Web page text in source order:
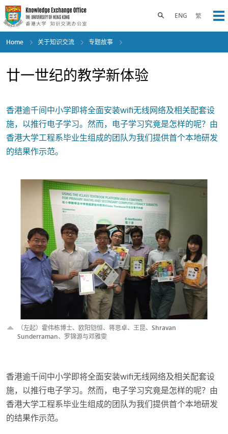
Skip
to
main
content
ENG 繁
Toggle search panel
Home 关于知识交流 专题故事
廿一世纪的教学新体验
香港逾千间中小学即将全面安装wifi无线网络及相关配套设
施，以推行电子学习。然而，电子学习究竟是怎样的呢？由
香港大学工程系毕业生组成的团队为我们提供首个本地研发
的结果作示范。
（左起）霍伟栋博士、欧阳铠恒、蒋思卓、王昆、Shravan
Sunderraman、罗锦源与邓雅雯
香港逾千间中小学即将全面安装wifi无线网络及相关配套设
施，以推行电子学习。然而，电子学习究竟是怎样的呢？由
香港大学工程系毕业生组成的团队为我们提供首个本地研发
的结果作示范。